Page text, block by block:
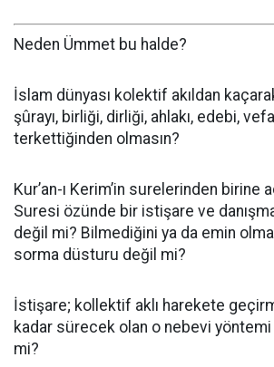
Neden Ümmet bu halde?
İslam dünyası kolektif akıldan
şûrayı, birliği, dirliği, ahlakı, edebi,
terkettiğinden olmasın?
Kur’an-ı Kerim’in surelerinden birine
Suresi özünde bir istişare ve
değil mi? Bilmediğini ya da emin
sorma düsturu değil mi?
İstişare; kollektif aklı harekete
kadar sürecek olan o nebevi
mi?